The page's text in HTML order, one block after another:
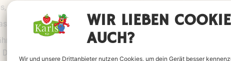
der Griff zum eher kalorienreichen Snack bleibt also aus.
der versorgt uns in heißen Sommermonaten nicht
Erdbeeren enthalten nicht nur eine riesige Menge
schützt die Frucht sogar vor Herzinfarkten und Krebs!